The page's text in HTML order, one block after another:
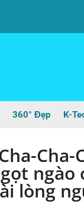
360° Đẹp K-
Cha-
ngào
lòng